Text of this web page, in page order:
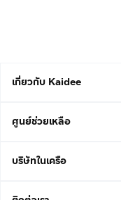
เกี่ยวกับ Kaidee
ศูนย์ช่วยเหลือ
บริษัทในเครือ